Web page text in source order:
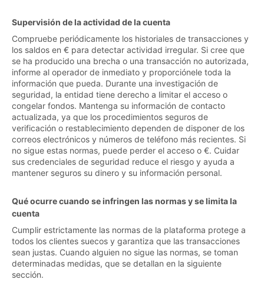
Supervisión de la actividad de la cuenta
Compruebe periódicamente los historiales de transacciones y
los saldos en € para detectar actividad irregular. Si cree que
se ha producido una brecha o una transacción no autorizada,
informe al operador de inmediato y proporciónele toda la
información que pueda. Durante una investigación de
seguridad, la entidad tiene derecho a limitar el acceso o
congelar fondos. Mantenga su información de contacto
actualizada, ya que los procedimientos seguros de
verificación o restablecimiento dependen de disponer de los
correos electrónicos y números de teléfono más recientes. Si
no sigue estas normas, puede perder el acceso o €. Cuidar
sus credenciales de seguridad reduce el riesgo y ayuda a
mantener seguros su dinero y su información personal.
Qué ocurre cuando se infringen las normas y se limita la
cuenta
Cumplir estrictamente las normas de la plataforma protege a
todos los clientes suecos y garantiza que las transacciones
sean justas. Cuando alguien no sigue las normas, se toman
determinadas medidas, que se detallan en la siguiente
sección.